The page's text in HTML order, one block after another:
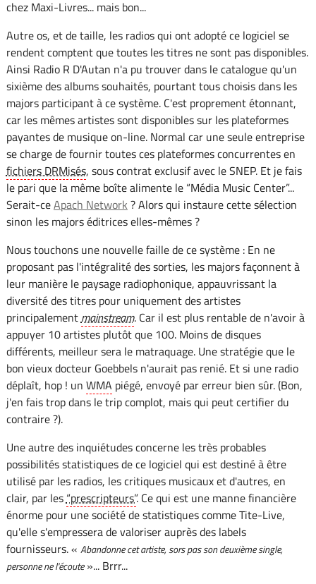
chez Maxi-Livres... mais bon...
Autre os, et de taille, les radios qui ont adopté ce logiciel se
rendent comptent que toutes les titres ne sont pas disponibles.
Ainsi Radio R D'Autan n'a pu trouver dans le catalogue qu'un
sixième des albums souhaités, pourtant tous choisis dans les
majors participant à ce système. C'est proprement étonnant,
car les mêmes artistes sont disponibles sur les plateformes
payantes de musique on-line. Normal car une seule entreprise
se charge de fournir toutes ces plateformes concurrentes en
fichiers DRMisés, sous contrat exclusif avec le SNEP. Et je fais
le pari que la même boîte alimente le “Média Music Center”...
Serait-ceApach Network ? Alors qui instaure cette sélection
sinon les majors éditrices elles-mêmes ?
Nous touchons une nouvelle faille de ce système : En ne
proposant pas l'intégralité des sorties, les majors façonnent à
leur manière le paysage radiophonique, appauvrissant la
diversité des titres pour uniquement des artistes
principalement mainstream. Car il est plus rentable de n'avoir à
appuyer 10 artistes plutôt que 100. Moins de disques
différents, meilleur sera le matraquage. Une stratégie que le
bon vieux docteur Goebbels n'aurait pas renié. Et si une radio
déplaît, hop ! un WMA piégé, envoyé par erreur bien sûr. (Bon,
j'en fais trop dans le trip complot, mais qui peut certifier du
contraire ?).
Une autre des inquiétudes concerne les très probables
possibilités statistiques de ce logiciel qui est destiné à être
utilisé par les radios, les critiques musicaux et d'autres, en
clair, par les “prescripteurs”. Ce qui est une manne financière
énorme pour une société de statistiques comme Tite-Live,
qu'elle s'empressera de valoriser auprès des labels
fournisseurs. « Abandonne cet artiste, sors pas son deuxième single,
personne ne l'écoute»... Brrr...